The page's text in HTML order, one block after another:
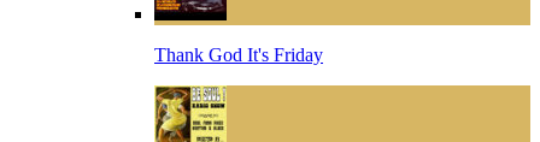
Thank God It's Friday